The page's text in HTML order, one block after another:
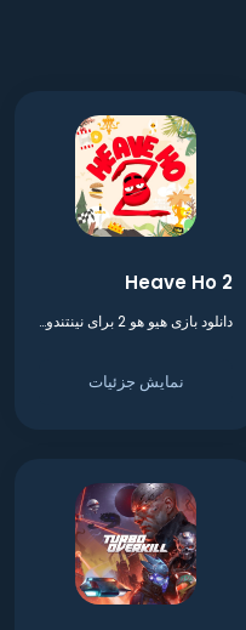
Heave Ho 2
دانلود بازی هیو هو 2 برای نینتندو سوییچ
نمایش جزئیات